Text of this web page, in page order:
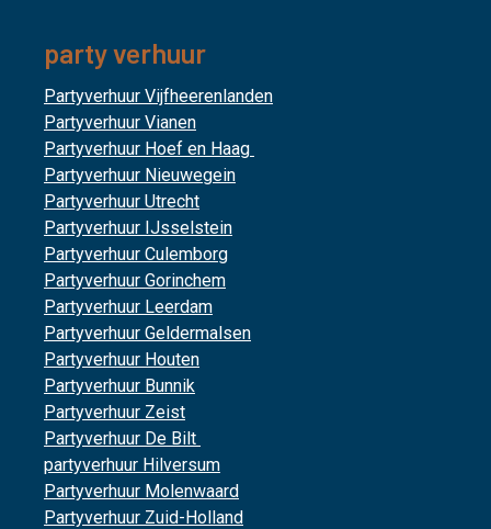
party verhuur
Partyverhuur Vijfheerenlanden
Partyverhuur Vianen
Partyverhuur Hoef en Haag
Partyverhuur Nieuwegein
Partyverhuur Utrecht
Partyverhuur IJsselstein
Partyverhuur Culemborg
Partyverhuur Gorinchem
Partyverhuur Leerdam
Partyverhuur Geldermalsen
Partyverhuur Houten
Partyverhuur Bunnik
Partyverhuur Zeist
Partyverhuur De Bilt
partyverhuur Hilversum
Partyverhuur Molenwaard
Partyverhuur Zuid-Holland